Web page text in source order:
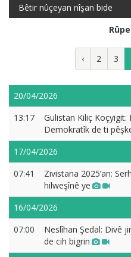
Bêtir nûçeyan nîşan bide
‹ 2 3
20/04/2026
13:17
Gulistan Kiliç Koçyigit:
Demokratîk de ti
17/04/2026
07:41
Zivistana 2025’an:
hilweşînê ye
16/04/2026
07:00
Neslîhan Şedal: Divê
de cih bigrin